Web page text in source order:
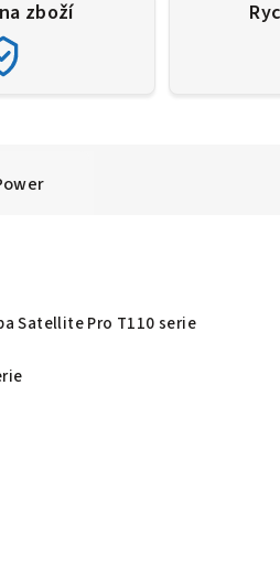
zboží
Satellite Pro T110 serie